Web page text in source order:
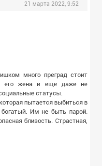
21 марта 2022, 9:52
много преград стоит
его жена и еще даже не
статусы.
пытается выбиться в
Им не быть парой.
близость. Страстная,